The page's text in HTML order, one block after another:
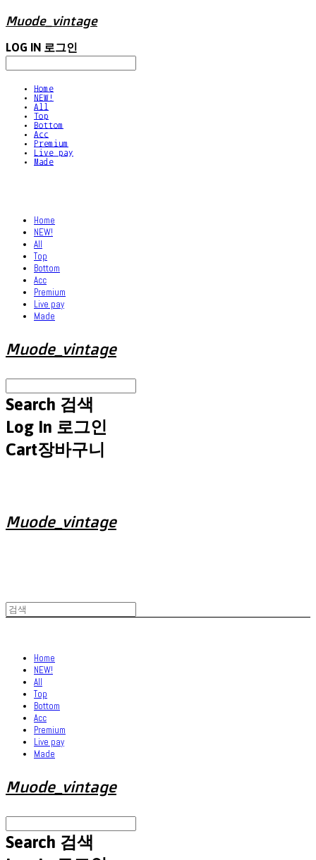
Muode_vintage
LOG IN 로그인
Home
NEW!
All
Top
Bottom
Acc
Premium
Live pay
Made
Home
NEW!
All
Top
Bottom
Acc
Premium
Live pay
Made
Muode_vintage
Search 검색
Log In 로그인
Cart장바구니
Muode_vintage
Home
NEW!
All
Top
Bottom
Acc
Premium
Live pay
Made
Muode_vintage
Search 검색